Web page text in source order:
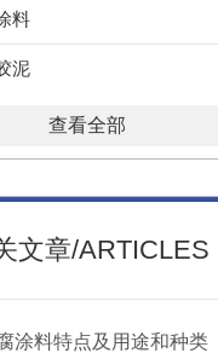
料
泥
查看全部
文章/ARTICLES
涂料特点及用途和种类